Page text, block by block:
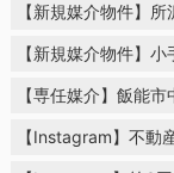
【新規媒介物件】
【新規媒介物件】
【専任媒介】飯能
【Instagram】不動